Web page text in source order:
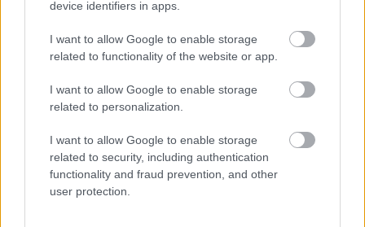
device identifiers in apps.
I want to allow Google to enable storage
related to functionality of the website or app.
I want to allow Google to enable storage
related to personalization.
I want to allow Google to enable storage
related to security, including authentication
functionality and fraud prevention, and other
user protection.
szöveget. De idővel valahogy beleszoktam a